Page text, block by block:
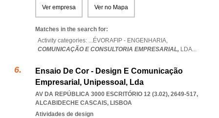
Ver empresa Ver no Mapa
Matches in the search for:
Activity categories: ...ÉVORAFIP - ENGENHARIA,
COMUNICAÇÃO E CONSULTORIA EMPRESARIAL, LDA...
Ensaio De Cor - Design E Comunicação
Empresarial, Unipessoal, Lda
AV DA REPÚBLICA 3000 ESCRITÓRIO 12 (3.02), 2649-517,
ALCABIDECHE CASCAIS, LISBOA
Atividades de design